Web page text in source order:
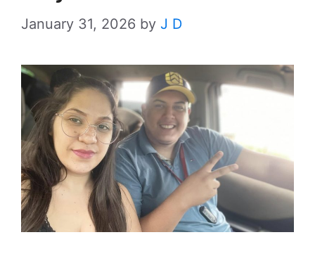
January 31, 2026 by J D